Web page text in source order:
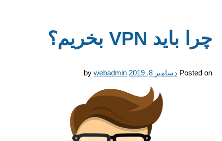
چرا باید VPN بخریم؟
Posted on دسامبر 8, 2019 by webadmin